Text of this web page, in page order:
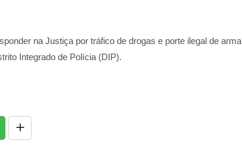
na Justiça por tráfico de drogas e porte ilegal de arma
Integrado de Polícia (DIP).